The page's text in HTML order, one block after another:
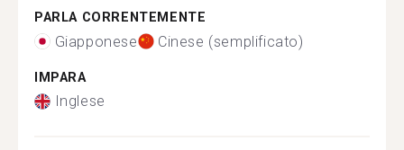
PARLA CORRENTEMENTE
Giapponese Cinese (semplificato)
IMPARA
Inglese